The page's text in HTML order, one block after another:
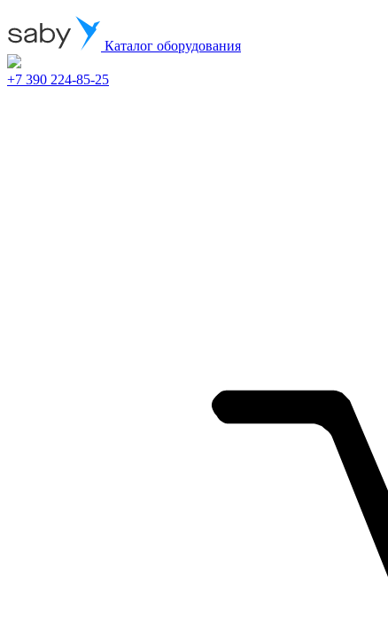
Каталог оборудования
+7 390 224-85-25